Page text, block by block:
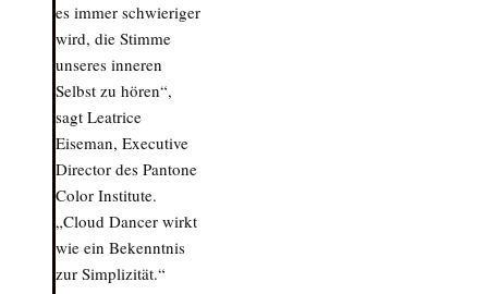
es immer schwieriger
wird, die Stimme
unseres inneren
Selbst zu hören“,
sagt Leatrice
Eiseman, Executive
Director des Pantone
Color Institute.
„Cloud Dancer wirkt
wie ein Bekenntnis
zur Simplizität.“